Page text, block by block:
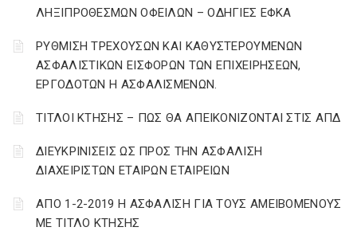
ΛΗΞΙΠΡΟΘΕΣΜΩΝ ΟΦΕΙΛΩΝ – ΟΔΗΓΙΕΣ ΕΦΚΑ
ΡΥΘΜΙΣΗ ΤΡΕΧΟΥΣΩΝ ΚΑΙ ΚΑΘΥΣΤΕΡΟΥΜΕΝΩΝ
ΑΣΦΑΛΙΣΤΙΚΩΝ ΕΙΣΦΟΡΩΝ ΤΩΝ ΕΠΙΧΕΙΡΗΣΕΩΝ,
ΕΡΓΟΔΟΤΩΝ Η ΑΣΦΑΛΙΣΜΕΝΩΝ.
ΤΙΤΛΟΙ ΚΤΗΣΗΣ – ΠΩΣ ΘΑ ΑΠΕΙΚΟΝΙΖΟΝΤΑΙ ΣΤΙΣ ΑΠΔ
ΔΙΕΥΚΡΙΝΙΣΕΙΣ ΩΣ ΠΡΟΣ ΤΗΝ ΑΣΦΑΛΙΣΗ
ΔΙΑΧΕΙΡΙΣΤΩΝ ΕΤΑΙΡΩΝ ΕΤΑΙΡΕΙΩΝ
ΑΠΟ 1-2-2019 Η ΑΣΦΑΛΙΣΗ ΓΙΑ ΤΟΥΣ ΑΜΕΙΒΟΜΕΝΟΥΣ
ΜΕ ΤΙΤΛΟ ΚΤΗΣΗΣ